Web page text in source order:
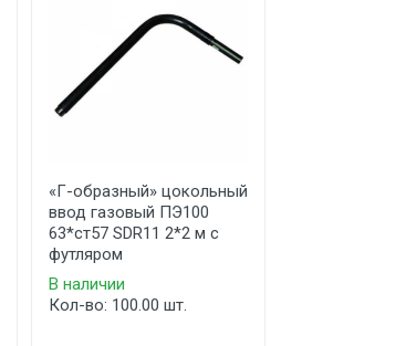
«Г-образный» цокольный
ввод газовый ПЭ100
63*ст57 SDR11 2*2 м с
футляром
В наличии
Кол-во: 100.00 шт.